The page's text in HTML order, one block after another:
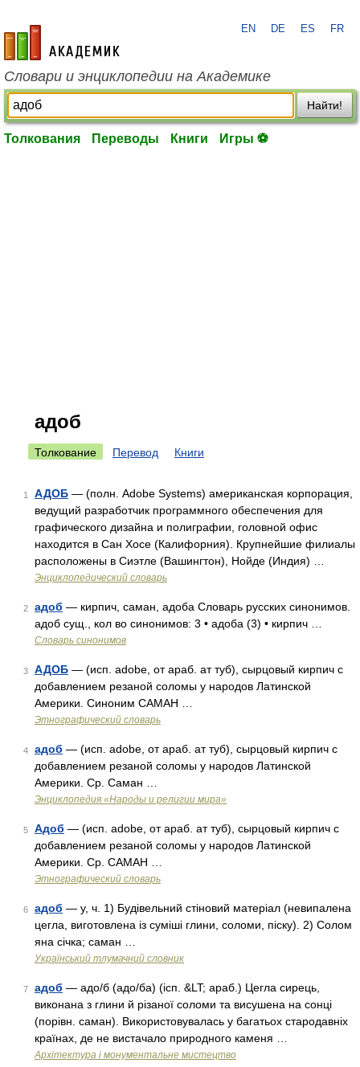
academic.ru
EN DE ES FR
Словари и энциклопедии на Академике
Найти!
Толкования Переводы Книги Игры ⚽
адоб
Толкование Перевод Книги
1 АДОБ — (полн. Adobe Systems) американская корпорация,
ведущий разработчик программного обеспечения для
графического дизайна и полиграфии, головной офис
находится в Сан Хосе (Калифорния). Крупнейшие филиалы
расположены в Сиэтле (Вашингтон), Нойде (Индия) …
Энциклопедический словарь
2 адоб — кирпич, саман, адоба Словарь русских синонимов.
адоб сущ., кол во синонимов: 3 • адоба (3) • кирпич …
Словарь синонимов
3 АДОБ — (исп. adobe, от араб. ат туб), сырцовый кирпич с
добавлением резаной соломы у народов Латинской
Америки. Синоним САМАН …
Этнографический словарь
4 адоб — (исп. adobe, от араб. ат туб), сырцовый кирпич с
добавлением резаной соломы у народов Латинской
Америки. Ср. Саман …
Энциклопедия «Народы и религии мира»
5 Адоб — (исп. adobe, от араб. ат туб), сырцовый кирпич с
добавлением резаной соломы у народов Латинской
Америки. Ср. САМАН …
Этнографический словарь
6 адоб — у, ч. 1) Будівельний стіновий матеріал (невипалена
цегла, виготовлена із суміші глини, соломи, піску). 2) Солом
яна січка; саман …
Український тлумачний словник
7 адоб — адо/б (адо/ба) (ісп. &LT; араб.) Цегла сирець,
виконана з глини й різаної соломи та висушена на сонці
(порівн. саман). Використовувалась у багатьох стародавніх
країнах, де не вистачало природного каменя …
Архітектура і монументальне мистецтво